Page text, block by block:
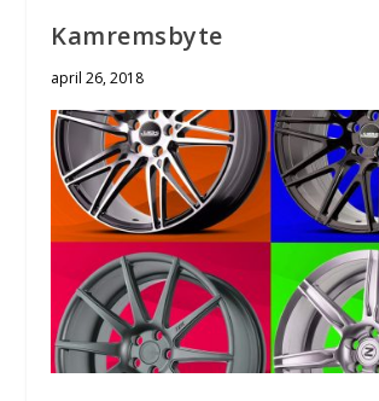
Kamremsbyte
april 26, 2018